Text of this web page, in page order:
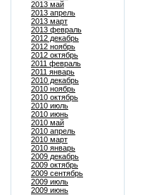
2013 май
2013 апрель
2013 март
2013 февраль
2012 декабрь
2012 ноябрь
2012 октябрь
2011 февраль
2011 январь
2010 декабрь
2010 ноябрь
2010 октябрь
2010 июль
2010 июнь
2010 май
2010 апрель
2010 март
2010 январь
2009 декабрь
2009 октябрь
2009 сентябрь
2009 июль
2009 июнь